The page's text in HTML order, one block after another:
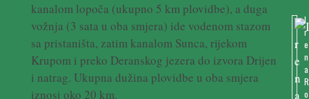
kanalom lopoča (ukupno 5 km plovidbe), a duga
vožnja (3 sata u oba smjera) ide vodenom stazom
sa pristaništa, zatim kanalom Sunca, rijekom
Krupom i preko Deranskog jezera do izvora Drijen
i natrag. Ukupna dužina plovidbe u oba smjera
iznosi oko 20 km.
I
r
e
n
a
R
o